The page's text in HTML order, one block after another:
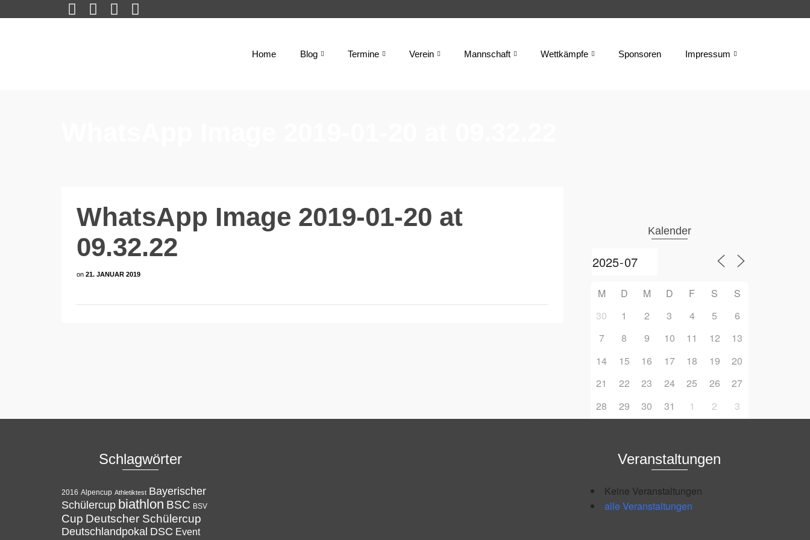
Home Blog Termine Verein Mannschaft Wettkämpfe Sponsoren Impressum
WhatsApp Image 2019-01-20 at
09.32.22
on 21. JANUAR 2019
Kalender
M D M D F S
S
30
1 2 3 4 5
6
7
8 9 10 11 12
13
14
15 16 17 18 19
20
21
22 23 24 25 26
27
28
29 30 31 1 2 3
Schlagwörter
2016 Alpencup Athletiktest Bayerischer
Schülercup biathlon BSC BSV
Cup Deutscher Schülercup
Deutschlandpokal DSC Event
Veranstaltungen
Keine Veranstaltungen
alle Veranstaltungen